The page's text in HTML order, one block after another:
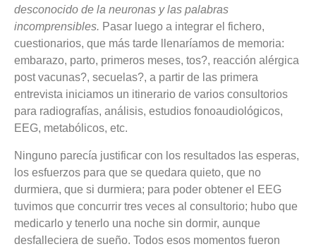
desconocido de la neuronas y las palabras
incomprensibles. Pasar luego a integrar el fichero,
cuestionarios, que más tarde llenaríamos de memoria:
embarazo, parto, primeros meses, tos?, reacción alérgica
post vacunas?, secuelas?, a partir de las primera
entrevista iniciamos un itinerario de varios consultorios
para radiografías, análisis, estudios fonoaudiológicos,
EEG, metabólicos, etc.
Ninguno parecía justificar con los resultados las esperas,
los esfuerzos para que se quedara quieto, que no
durmiera, que si durmiera; para poder obtener el EEG
tuvimos que concurrir tres veces al consultorio; hubo que
medicarlo y tenerlo una noche sin dormir, aunque
desfalleciera de sueño. Todos esos momentos fueron